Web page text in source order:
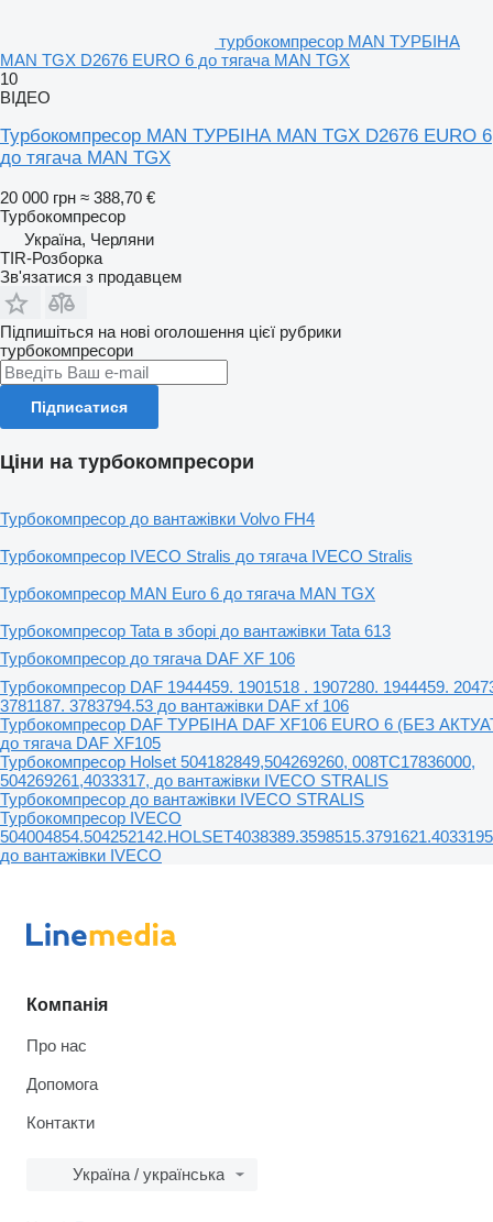
турбокомпресор MAN ТУРБІНА
MAN TGX D2676 EURO 6 до тягача MAN TGX
10
ВІДЕО
Турбокомпресор MAN ТУРБІНА MAN TGX D2676 EURO 6
до тягача MAN TGX
20 000 грн ≈ 388,70 €
Турбокомпресор
Україна, Черляни
TIR-Розборка
Зв'язатися з продавцем
Підпишіться на нові оголошення цієї рубрики
турбокомпресори
Підписатися
Ціни на турбокомпресори
Турбокомпресор до вантажівки Volvo FH4
Турбокомпресор IVECO Stralis до тягача IVECO Stralis
Турбокомпресор MAN Euro 6 до тягача MAN TGX
Турбокомпресор Tata в зборі до вантажівки Tata 613
Турбокомпресор до тягача DAF XF 106
Турбокомпресор DAF 1944459. 1901518 . 1907280. 1944459.
3781187. 3783794.53 до вантажівки DAF xf 106
Турбокомпресор DAF ТУРБІНА DAF XF106 EURO 6 (БЕЗ
до тягача DAF XF105
Турбокомпресор Holset 504182849,504269260, 008TC17836000,
504269261,4033317, до вантажівки IVECO STRALIS
Турбокомпресор до вантажівки IVECO STRALIS
Турбокомпресор IVECO
до вантажівки IVECO
Компанія
Про нас
Допомога
Контакти
Україна / українська